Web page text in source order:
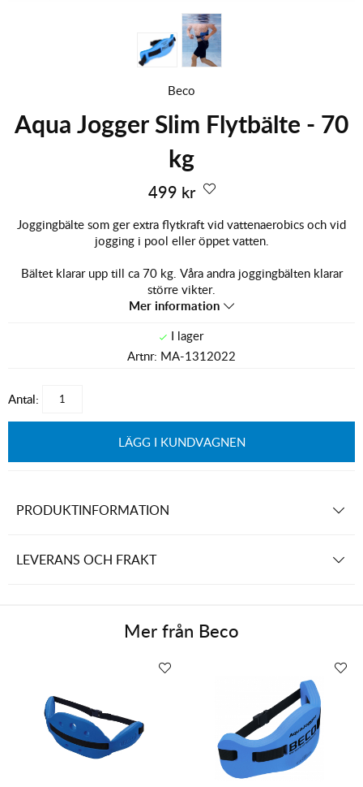
Beco
Aqua Jogger Slim Flytbälte - 70
kg
499 kr
Joggingbälte som ger extra flytkraft vid vattenaerobics och vid
jogging i pool eller öppet vatten.
Bältet klarar upp till ca 70 kg. Våra andra joggingbälten klarar
större vikter.
Mer information
Artnr: MA-1312022
Antal:
LÄGG I KUNDVAGNEN
PRODUKTINFORMATION
LEVERANS OCH FRAKT
Mer från Beco